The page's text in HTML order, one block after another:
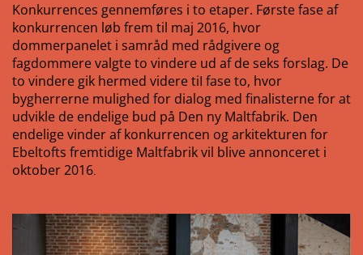
Konkurrences gennemføres i to etaper. Første fase af
konkurrencen løb frem til maj 2016, hvor
dommerpanelet i samråd med rådgivere og
fagdommere valgte to vindere ud af de seks forslag. De
to vindere gik hermed videre tiI fase to, hvor
bygherrerne mulighed for dialog med finalisterne for at
udvikle de endelige bud på Den ny Maltfabrik. Den
endelige vinder af konkurrencen og arkitekturen for
Ebeltofts fremtidige Maltfabrik vil blive annonceret i
oktober 2016